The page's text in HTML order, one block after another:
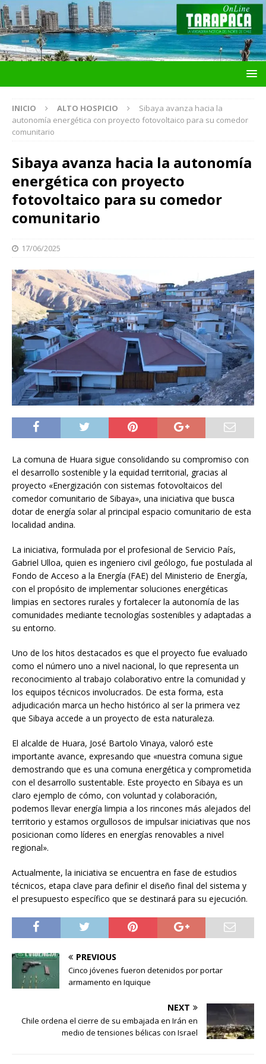
INICIO ALTO HOSPICIO
Sibaya avanza hacia la
autonomía energética con proyecto fotovoltaico para su comedor
comunitario
Sibaya avanza hacia la autonomía
energética con proyecto
fotovoltaico para su comedor
comunitario
17/06/2025
La comuna de Huara sigue consolidando su compromiso con
el desarrollo sostenible y la equidad territorial, gracias al
proyecto «Energización con sistemas fotovoltaicos del
comedor comunitario de Sibaya», una iniciativa que busca
dotar de energía solar al principal espacio comunitario de esta
localidad andina.
La iniciativa, formulada por el profesional de Servicio País,
Gabriel Ulloa, quien es ingeniero civil geólogo, fue postulada al
Fondo de Acceso a la Energía (FAE) del Ministerio de Energía,
con el propósito de implementar soluciones energéticas
limpias en sectores rurales y fortalecer la autonomía de las
comunidades mediante tecnologías sostenibles y adaptadas a
su entorno.
Uno de los hitos destacados es que el proyecto fue evaluado
como el número uno a nivel nacional, lo que representa un
reconocimiento al trabajo colaborativo entre la comunidad y
los equipos técnicos involucrados. De esta forma, esta
adjudicación marca un hecho histórico al ser la primera vez
que Sibaya accede a un proyecto de esta naturaleza.
El alcalde de Huara, José Bartolo Vinaya, valoró este
importante avance, expresando que «nuestra comuna sigue
demostrando que es una comuna energética y comprometida
con el desarrollo sustentable. Este proyecto en Sibaya es un
claro ejemplo de cómo, con voluntad y colaboración,
podemos llevar energía limpia a los rincones más alejados del
territorio y estamos orgullosos de impulsar iniciativas que nos
posicionan como líderes en energías renovables a nivel
regional».
Actualmente, la iniciativa se encuentra en fase de estudios
técnicos, etapa clave para definir el diseño final del sistema y
el presupuesto específico que se destinará para su ejecución.
PREVIOUS
Cinco jóvenes fueron detenidos por portar
armamento en Iquique
NEXT
Chile ordena el cierre de su embajada en Irán en
medio de tensiones bélicas con Israel